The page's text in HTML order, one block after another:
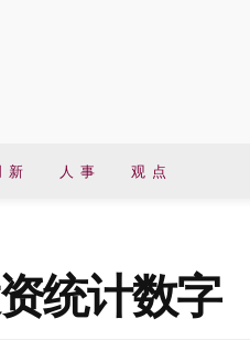
新 人 事 观 点
统计数字